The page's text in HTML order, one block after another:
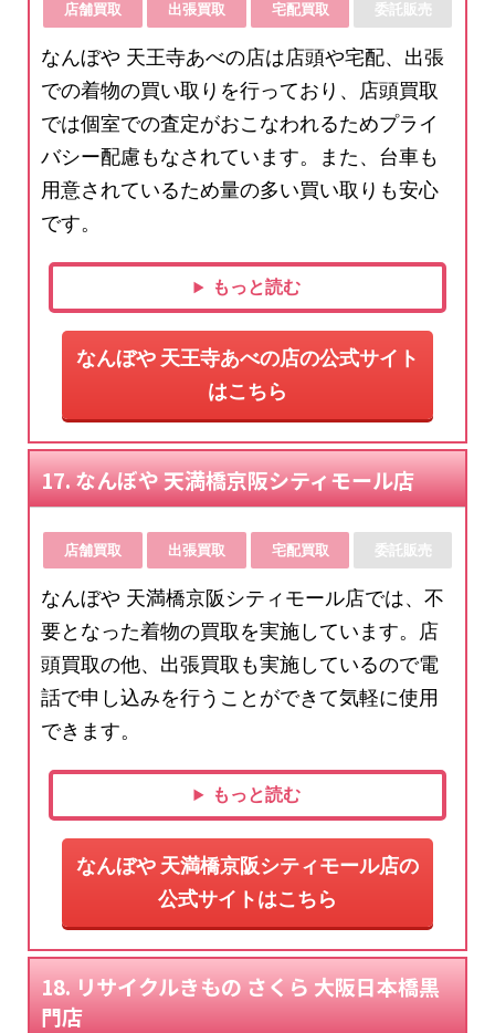
店舗買取 出張買取 宅配買取 委託販売
なんぼや 天王寺あべの店は店頭や宅配、出張
での着物の買い取りを行っており、店頭買取
では個室での査定がおこなわれるためプライ
バシー配慮もなされています。また、台車も
用意されているため量の多い買い取りも安心
です。
もっと読む
なんぼや 天王寺あべの店の公式サイト
はこちら
17. なんぼや 天満橋京阪シティモール店
店舗買取 出張買取 宅配買取 委託販売
なんぼや 天満橋京阪シティモール店では、不
要となった着物の買取を実施しています。店
頭買取の他、出張買取も実施しているので電
話で申し込みを行うことができて気軽に使用
できます。
もっと読む
なんぼや 天満橋京阪シティモール店の
公式サイトはこちら
18. リサイクルきもの さくら 大阪日本橋黒
門店